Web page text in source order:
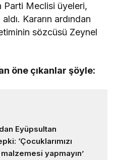
Parti Meclisi üyeleri,
Kararın ardından
sözcüsü Zeynel
öne çıkanlar şöyle:
Eyüpsultan
‘Çocuklarımızı
yapmayın’